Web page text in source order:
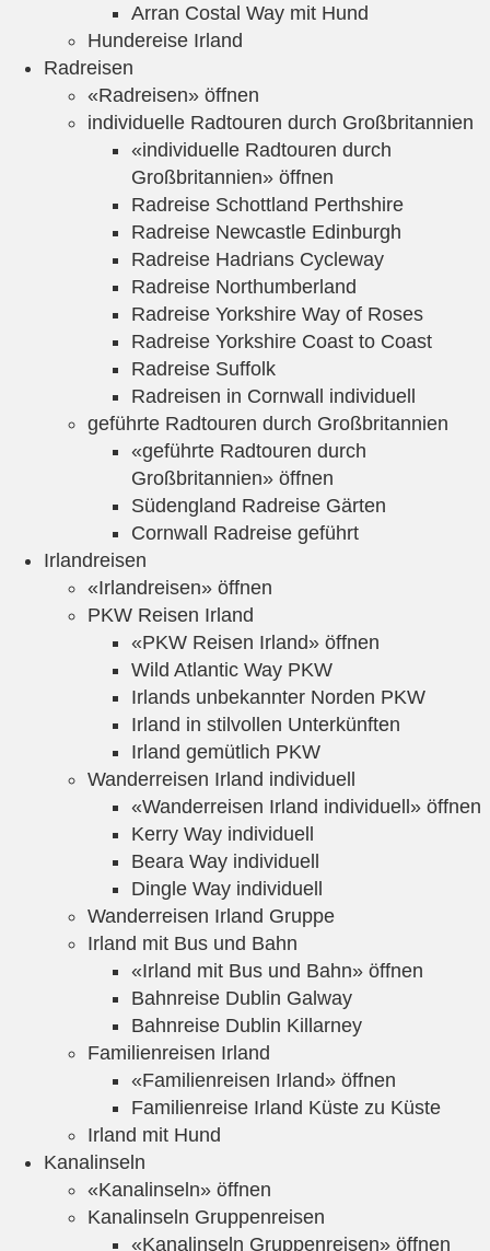
Arran Costal Way mit Hund
Hundereise Irland
Radreisen
«Radreisen» öffnen
individuelle Radtouren durch Großbritannien
«individuelle Radtouren durch
Großbritannien» öffnen
Radreise Schottland Perthshire
Radreise Newcastle Edinburgh
Radreise Hadrians Cycleway
Radreise Northumberland
Radreise Yorkshire Way of Roses
Radreise Yorkshire Coast to Coast
Radreise Suffolk
Radreisen in Cornwall individuell
geführte Radtouren durch Großbritannien
«geführte Radtouren durch
Großbritannien» öffnen
Südengland Radreise Gärten
Cornwall Radreise geführt
Irlandreisen
«Irlandreisen» öffnen
PKW Reisen Irland
«PKW Reisen Irland» öffnen
Wild Atlantic Way PKW
Irlands unbekannter Norden PKW
Irland in stilvollen Unterkünften
Irland gemütlich PKW
Wanderreisen Irland individuell
«Wanderreisen Irland individuell» öffnen
Kerry Way individuell
Beara Way individuell
Dingle Way individuell
Wanderreisen Irland Gruppe
Irland mit Bus und Bahn
«Irland mit Bus und Bahn» öffnen
Bahnreise Dublin Galway
Bahnreise Dublin Killarney
Familienreisen Irland
«Familienreisen Irland» öffnen
Familienreise Irland Küste zu Küste
Irland mit Hund
Kanalinseln
«Kanalinseln» öffnen
Kanalinseln Gruppenreisen
«Kanalinseln Gruppenreisen» öffnen